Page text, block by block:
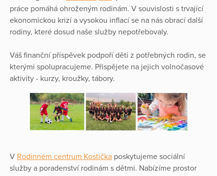
práce pomáhá ohroženým rodinám. V souvislosti s trvající
ekonomickou krizí a vysokou inflací se na nás obrací další
rodiny, které dosud naše služby nepotřebovaly.
Váš finanční příspěvek podpoří děti z potřebných rodin, se
kterými spolupracujeme. Přispějete na jejich volnočasové
aktivity - kurzy, kroužky, tábory.
V Rodinném centrum Kostička poskytujeme sociální
služby a poradenství rodinám s dětmi. Nabízíme prostor